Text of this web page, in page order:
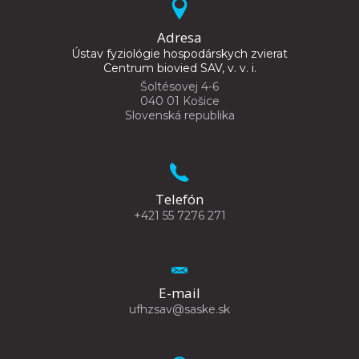
Adresa
Ústav fyziológie hospodárskych zvierat
Centrum biovied SAV, v. v. i.
Šoltésovej 4-6
040 01 Košice
Slovenská republika
Telefón
+421 55 7276 271
E-mail
ufhzsav@saske.sk